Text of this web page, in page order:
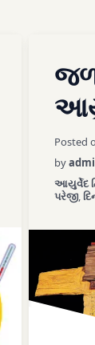
April 3,
Posted
by
આયુર્વેદ
પરેજી,
અતિશય
અશુદ્ધ
એઠું
કેવું પીવું
જળ